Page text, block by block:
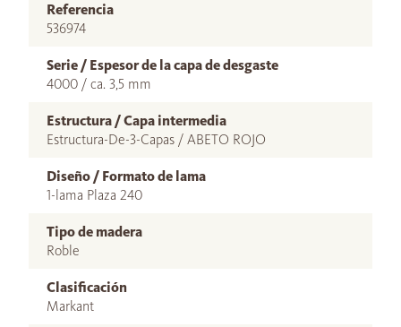
Referencia
536974
Serie / Espesor de la capa de desgaste
4000 / ca. 3,5 mm
Estructura / Capa intermedia
Estructura-De-3-Capas / ABETO ROJO
Diseño / Formato de lama
1-lama Plaza 240
Tipo de madera
Roble
Clasificación
Markant